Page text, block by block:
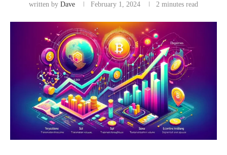
written by Dave February 1, 2024 2 minutes read